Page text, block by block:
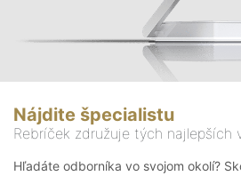
Nájdite špecialistu
Rebríček združuje tých najlepších
Hľadáte odborníka vo svojom okolí?